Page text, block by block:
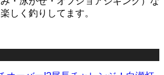
しく釣りしてます。